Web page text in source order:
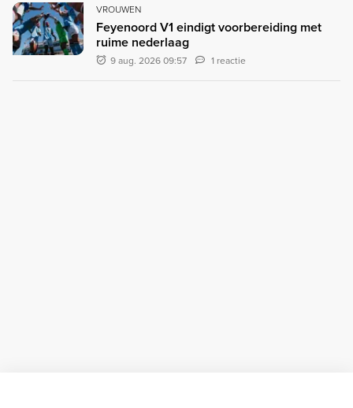
VROUWEN
Feyenoord V1 eindigt voorbereiding met
ruime nederlaag
9 aug. 2026 09:57 1 reactie